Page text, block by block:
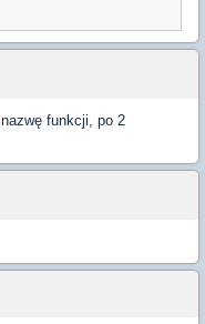
funkcji, po 2